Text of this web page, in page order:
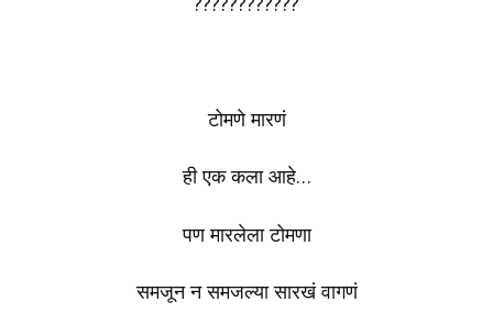
टोमणे मारणं
ही एक कला आहे…
पण मारलेला टोमणा
समजून न समजल्या सारखं वागणं